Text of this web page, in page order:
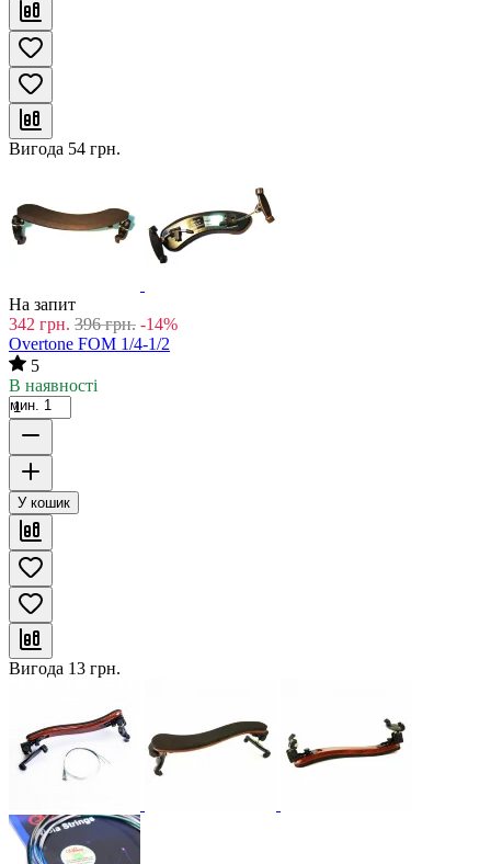
Вигода 54 грн.
На запит
342 грн. 396 грн. -14%
Overtone FOM 1/4-1/2
5
В наявності
мин. 1
У кошик
Вигода 13 грн.